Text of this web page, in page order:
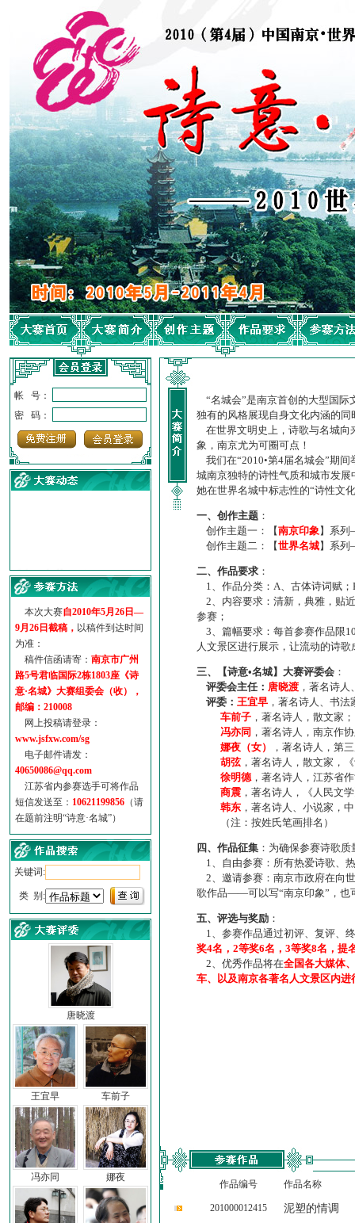
帐 号：
密 码：
·【诗意·名城】地铁展示作...
诗意名城·地铁时间
地铁完美呈现【诗意·名城...
参赛作品多达5000多首
“诗意·名城”晒诗会
特别通知--致广大诗词爱好...
本次大赛自2010年5月26日—
9月26日截稿， 以稿件到达时间
为准：
稿件信函请寄： 南京市广州
路5号君临国际2栋1803座《诗
意·名城》大赛组委会（收），
邮编：210008
网上投稿请登录：
www.jsfxw.com/sg
电子邮件请发：
40650086@qq.com
江苏省内参赛选手可将作品
短信发送至： 10621199856 （请
在题前注明“诗意·名城”）
关键词:
类 别:
唐晓渡
王宜早 车前子
冯亦同 娜夜
“名城会”是南京首创的大型国际
独有的风格展现自身文化内涵的
在世界文明史上，诗歌与名城向
象，南京尤为可圈可点！
我们在“2010•第4届名城会”期
城南京独特的诗性气质和城市发
她在世界名城中标志性的“诗性文
一、创作主题 ：
创作主题一：【南京印象】系
创作主题二：【世界名城】系
二、作品要求 ：
1、作品分类：A、古体诗词赋；
2、内容要求：清新，典雅，贴
参赛；
3、篇幅要求：每首参赛作品限
人文景区进行展示，让流动的诗
三、【诗意•名城】大赛评委会 ：
评委会主任： 唐晓渡 ，著名诗
评委： 王宜早 ，著名诗人、书
车前子 ，著名诗人，散文家；
冯亦同 ，著名诗人，南京作
娜夜（女）
，著名诗人，第
胡弦，著名诗人，散文家，
徐明德，著名诗人，江苏省
商震 ，著名诗人，《人民文
韩东 ，著名诗人、小说家，
（注：按姓氏笔画排名）
四、作品征集 ：为确保参赛诗歌
1、自由参赛：所有热爱诗歌、
2、邀请参赛：南京市政府在向
歌作品——可以写“南京印象”，也
五、评选与奖励 ：
1、参赛作品通过初评、复评、
奖4名，2等奖6名，3等奖8名，提
2、优秀作品将在全国各大媒体
车、以及南京各著名人文景区内进
作品编号 作品名称
201000012415 泥塑的情调